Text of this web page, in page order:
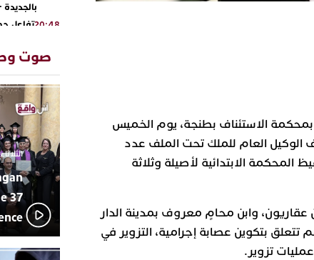
بمحكمة الاستئناف بطنجة، يوم الخميس
2025، في استئناف الوكيل العام للملك تحت الملف عدد
بتحفيظ المحكمة الابتدائية لأصيلة وثلاثة
وابن محامٍ معروف بمدينة الدار
تتعلق بتكوين عصابة إجرامية، التزوير في
تزوير.
20:48تفاعل
22:36 أبوظبي
العرش
بن زايد
13:30 دنيا
بأداء
19:11 يقظة
مثيرة
بالجديدة
17:27اتحاد
دورة
صوت
الثلاثاء 10 مارس 2026 -
37